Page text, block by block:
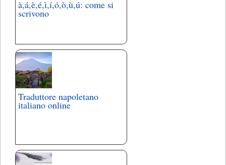
à,á,è,é,ì,í,ó,ò,ù,ú: come si
scrivono
Traduttore napoletano
italiano online